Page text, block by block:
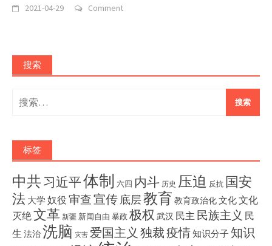
2021-04-29 Comment
搜索
搜
索：
标签
中共习近平体制 六四 内斗 历史 压迫 反抗 国安
法 大学 奴役 审查宣传底层教育 教育政治化文化文化
灭绝文革 新疆 新闻自由 暴政 极权 武汉 民主 民族主义 民
生 法治洗脑 灾害 爱国主义 独裁疫情知识分子 知识